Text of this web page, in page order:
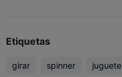
Etiquetas
girar spinner juguete